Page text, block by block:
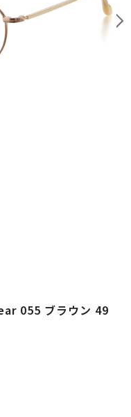
055 ブラウン 49